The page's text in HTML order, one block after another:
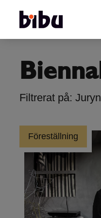
Filtrerat på:
Föreställning